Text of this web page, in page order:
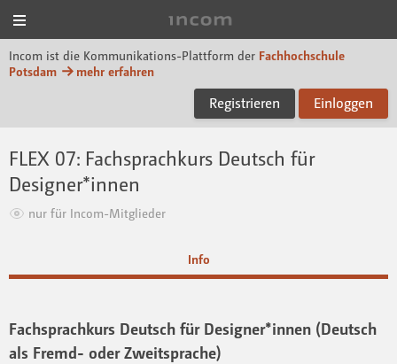
Incom ist die Kommunikations-Plattform der Fachhochschule
Potsdam
mehr erfahren
Registrieren Einloggen
FLEX 07: Fachsprachkurs Deutsch für
Designer*innen
nur für Incom-Mitglieder
Info
Fachsprachkurs Deutsch für Designer*innen (Deutsch
als Fremd- oder Zweitsprache)